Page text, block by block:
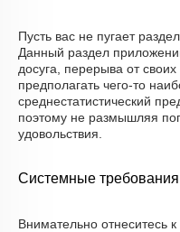
Пусть вас не пугает
Данный раздел
досуга, перерыва от
предполагать чего-то
среднестатистический
поэтому не размышляя
удовольствия.
Системные
Внимательно отнеситесь